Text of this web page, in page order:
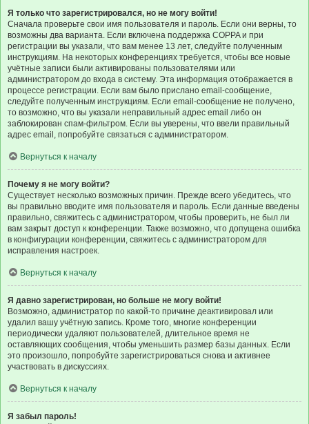
Я только что зарегистрировался, но не могу войти!
Сначала проверьте свои имя пользователя и пароль. Если они верны, то
возможны два варианта. Если включена поддержка COPPA и при
регистрации вы указали, что вам менее 13 лет, следуйте полученным
инструкциям. На некоторых конференциях требуется, чтобы все новые
учётные записи были активированы пользователями или
администратором до входа в систему. Эта информация отображается в
процессе регистрации. Если вам было прислано email-сообщение,
следуйте полученным инструкциям. Если email-сообщение не получено,
то возможно, что вы указали неправильный адрес email либо он
заблокирован спам-фильтром. Если вы уверены, что ввели правильный
адрес email, попробуйте связаться с администратором.
Вернуться к началу
Почему я не могу войти?
Существует несколько возможных причин. Прежде всего убедитесь, что
вы правильно вводите имя пользователя и пароль. Если данные введены
правильно, свяжитесь с администратором, чтобы проверить, не был ли
вам закрыт доступ к конференции. Также возможно, что допущена ошибка
в конфигурации конференции, свяжитесь с администратором для
исправления настроек.
Вернуться к началу
Я давно зарегистрирован, но больше не могу войти!
Возможно, администратор по какой-то причине деактивировал или
удалил вашу учётную запись. Кроме того, многие конференции
периодически удаляют пользователей, длительное время не
оставляющих сообщения, чтобы уменьшить размер базы данных. Если
это произошло, попробуйте зарегистрироваться снова и активнее
участвовать в дискуссиях.
Вернуться к началу
Я забыл пароль!